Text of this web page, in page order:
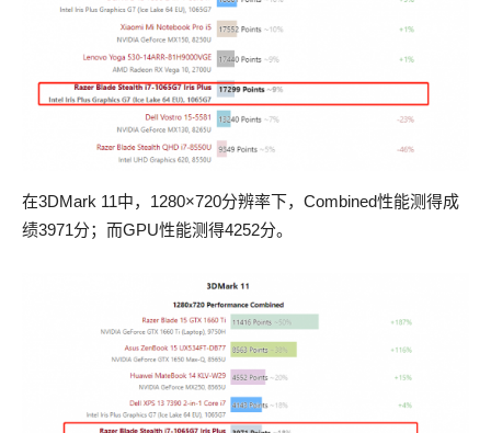
在3DMark 11中，1280×720分辨率下，Combined性能测得成
绩3971分；而GPU性能测得4252分。